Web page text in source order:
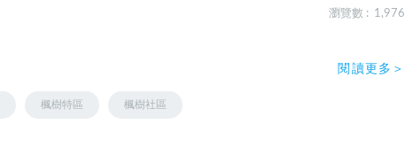
瀏覽數 : 1,976
楓樹特區 楓樹社區
閱讀更多＞